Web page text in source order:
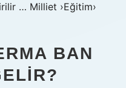
… Milliet ›Eğitim›
BAN